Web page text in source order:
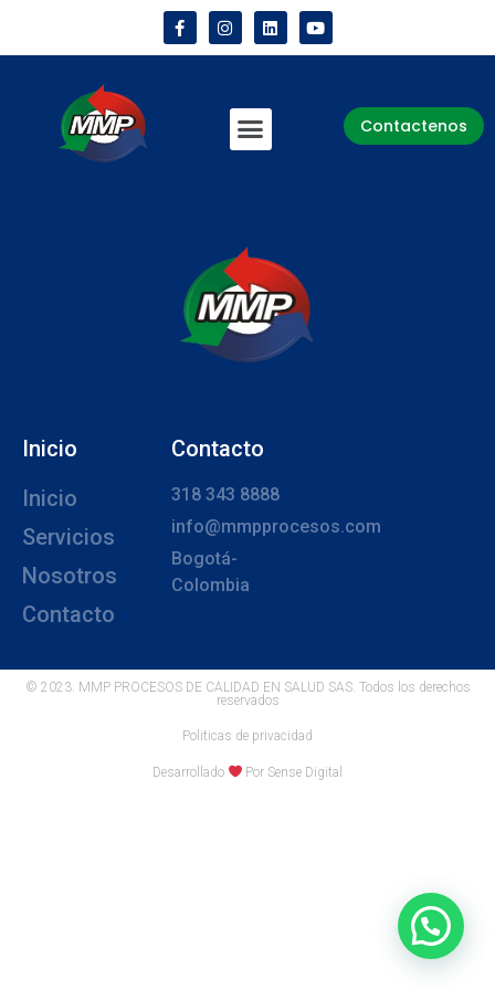
Contactenos
Inicio
Inicio
Servicios
Nosotros
Contacto
Contacto
318 343 8888
info@mmpprocesos.com
Bogotá-
Colombia
© 2023. MMP PROCESOS DE CALIDAD EN SALUD SAS. Todos los derechos
reservados
Politicas de privacidad
Desarrollado Por Sense Digital